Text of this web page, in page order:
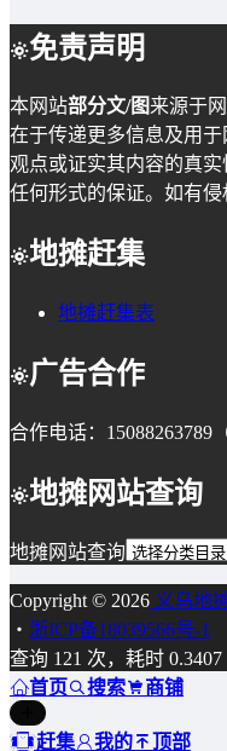
免责声明
本网站部分文/图来源于
在于传递更多信息及用
观点或证实其内容的真
任何形式的保证。如有侵
地摊赶集
地摊赶集表
广告合作
合作电话：15088263789
地摊网站查询
地摊网站查询
Copyright © 2026 义乌地
・ 浙ICP备18039566号-1
查询 121 次，耗时 0.3407
首页
搜索 商铺
赶集 我的 顶部